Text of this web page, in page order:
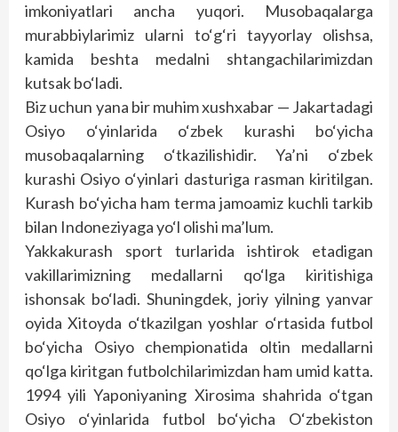
imkoniyatlari ancha yuqori. Musobaqalarga
murabbiylarimiz ularni to‘g‘ri tayyorlay olishsa,
kamida beshta medalni shtangachilarimizdan
kutsak bo‘ladi.
Biz uchun yana bir muhim xushxabar — Jakartadagi
Osiyo o‘yinlarida o‘zbek kurashi bo‘yicha
musobaqalarning o‘tkazilishidir. Ya’ni o‘zbek
kurashi Osiyo o‘yinlari dasturiga rasman kiritilgan.
Kurash bo‘yicha ham terma jamoamiz kuchli tarkib
bilan Indoneziyaga yo‘l olishi ma’lum.
Yakkakurash sport turlarida ishtirok etadigan
vakillarimizning medallarni qo‘lga kiritishiga
ishonsak bo‘ladi. Shuningdek, joriy yilning yanvar
oyida Xitoyda o‘tkazilgan yoshlar o‘rtasida futbol
bo‘yicha Osiyo chempionatida oltin medallarni
qo‘lga kiritgan futbolchilarimizdan ham umid katta.
1994 yili Yaponiyaning Xirosima shahrida o‘tgan
Osiyo o‘yinlarida futbol bo‘yicha O‘zbekiston